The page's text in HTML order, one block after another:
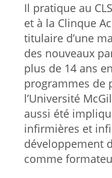
Il pratique au
et à la Clinque
titulaire d’une
des nouveaux
plus de 14 ans
programmes de
l’Université
aussi été
infirmières et
développement
comme